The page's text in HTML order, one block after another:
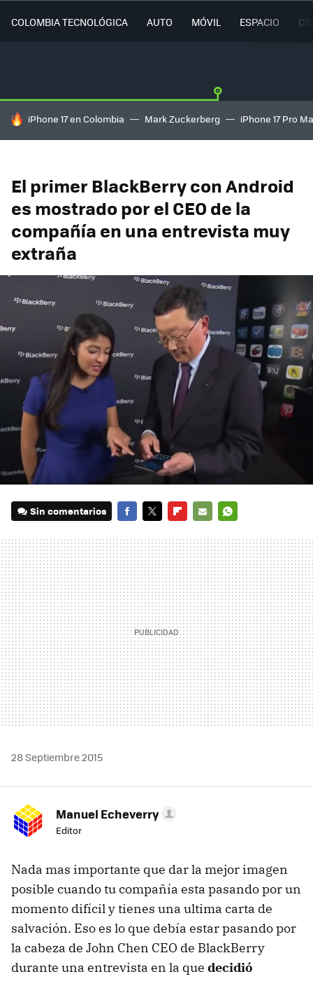
COLOMBIA TECNOLÓGICA AUTO MÓVIL ESPACIO
HOY SE HABLA DE
iPhone 17 en Colombia Mark Zuckerberg iPhone 17 Pro
El primer BlackBerry con Android
es mostrado por el CEO de la
compañía en una entrevista muy
extraña
Sin comentarios
MAIL
28 Septiembre 2015
Manuel Echeverry
Editor
Nada mas importante que dar la mejor imagen
posible cuando tu compañía esta pasando por un
momento difícil y tienes una ultima carta de
salvación. Eso es lo que debía estar pasando por
la cabeza de John Chen CEO de BlackBerry
durante una entrevista en la que decidió